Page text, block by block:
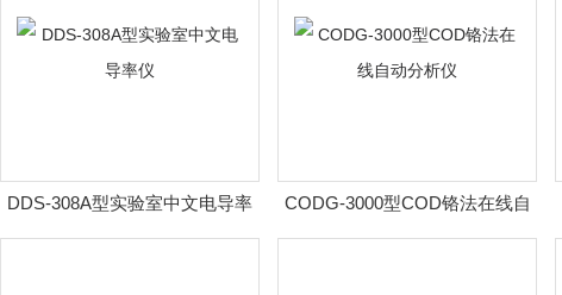
DDS-308A型实验室中文电导率
仪
CODG-3000型COD铬法在线自
动分析仪